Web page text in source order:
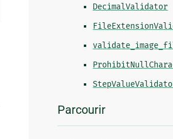
DecimalValidator
Parcourir